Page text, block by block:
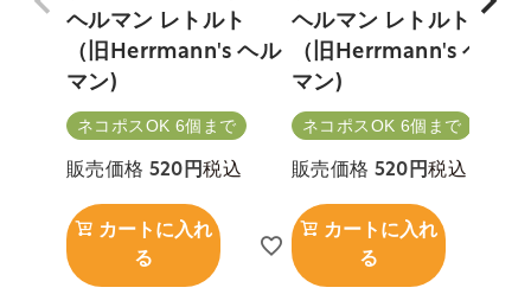
ヘルマン レトルト
（旧Herrmann's ヘル
マン)
ネコポスOK 6個まで
販売価格 520 税込
カートに入れ
る
ヘルマン レトルト
（旧Herrmann's ヘル
マン)
ネコポスOK 6個まで
販売価格 520 税込
カートに入れ
る